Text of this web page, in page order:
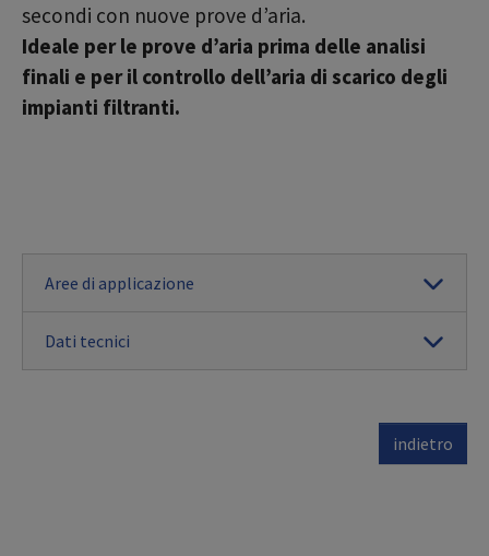
secondi con nuove prove d’aria.
Ideale per le prove d’aria prima delle analisi
finali e per il controllo dell’aria di scarico degli
impianti filtranti.
Aree di applicazione
Dati tecnici
indietro